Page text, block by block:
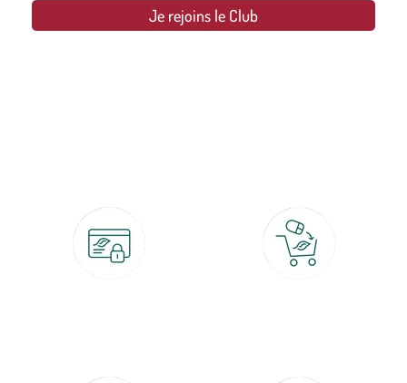
Je rejoins le Club